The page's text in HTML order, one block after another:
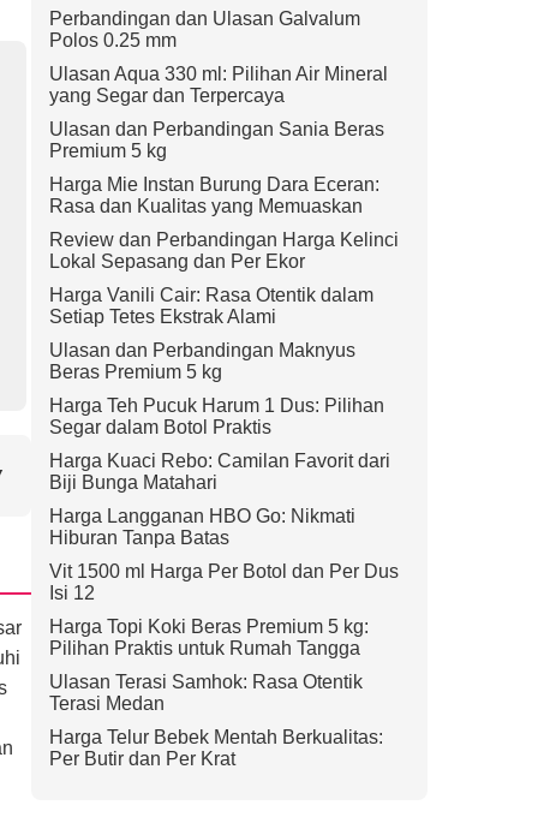
Perbandingan dan Ulasan Galvalum
Polos 0.25 mm
Ulasan Aqua 330 ml: Pilihan Air Mineral
yang Segar dan Terpercaya
Ulasan dan Perbandingan Sania Beras
Premium 5 kg
Harga Mie Instan Burung Dara Eceran:
Rasa dan Kualitas yang Memuaskan
Review dan Perbandingan Harga Kelinci
Lokal Sepasang dan Per Ekor
Harga Vanili Cair: Rasa Otentik dalam
Setiap Tetes Ekstrak Alami
Ulasan dan Perbandingan Maknyus
Beras Premium 5 kg
Harga Teh Pucuk Harum 1 Dus: Pilihan
Segar dalam Botol Praktis
Harga Kuaci Rebo: Camilan Favorit dari
Biji Bunga Matahari
Harga Langganan HBO Go: Nikmati
Hiburan Tanpa Batas
Vit 1500 ml Harga Per Botol dan Per Dus
Isi 12
Harga Topi Koki Beras Premium 5 kg:
Pilihan Praktis untuk Rumah Tangga
Ulasan Terasi Samhok: Rasa Otentik
Terasi Medan
Harga Telur Bebek Mentah Berkualitas:
Per Butir dan Per Krat